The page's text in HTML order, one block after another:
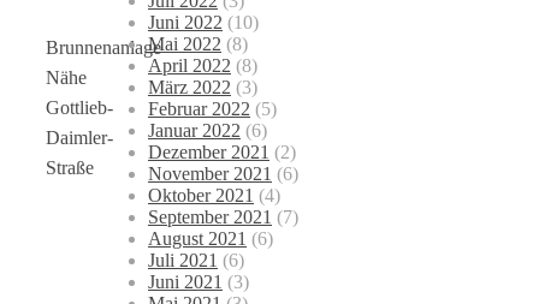
Brunnenanlage
Nähe
Gottlieb-
Daimler-
Straße
Juni 2022 (10)
Mai 2022 (8)
April 2022 (8)
März 2022 (3)
Februar 2022 (5)
Januar 2022 (6)
Dezember 2021 (2)
November 2021 (6)
Oktober 2021 (4)
September 2021 (7)
August 2021 (6)
Juli 2021 (6)
Juni 2021 (3)